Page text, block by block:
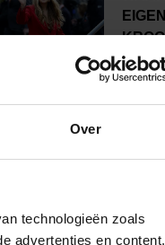
Over
technologieën zoals
advertenties en content,